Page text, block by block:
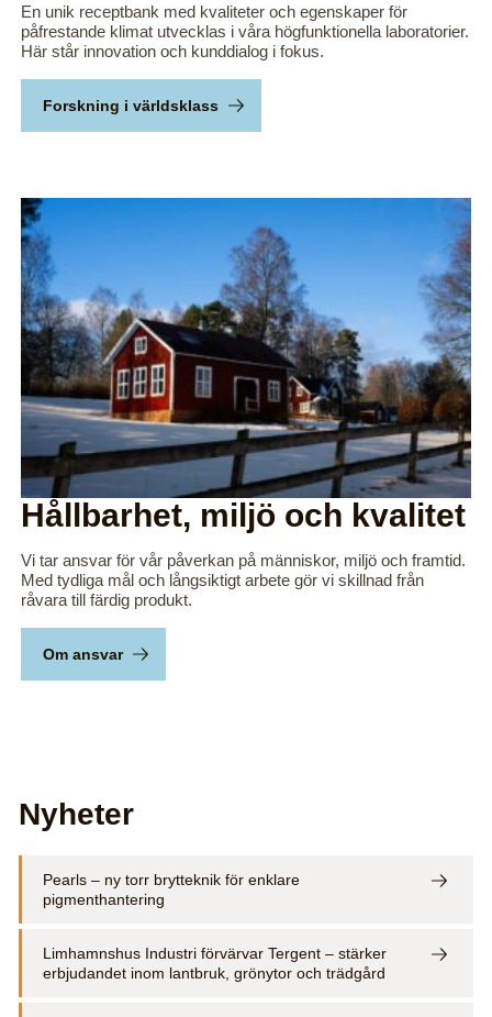
En unik receptbank med kvaliteter och egenskaper för
påfrestande klimat utvecklas i våra högfunktionella laboratorier.
Här står innovation och kunddialog i fokus.
Forskning i världsklass
Hållbarhet, miljö och kvalitet
Vi tar ansvar för vår påverkan på människor, miljö och framtid.
Med tydliga mål och långsiktigt arbete gör vi skillnad från
råvara till färdig produkt.
Om ansvar
Nyheter
Pearls – ny torr brytteknik för enklare
pigmenthantering
Limhamnshus Industri förvärvar Tergent – stärker
erbjudandet inom lantbruk, grönytor och trädgård